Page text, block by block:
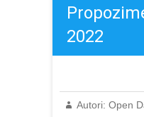
2022
Autori: Open